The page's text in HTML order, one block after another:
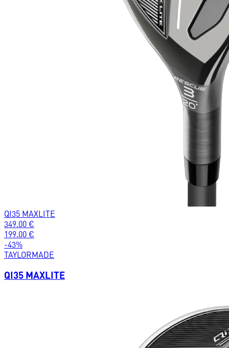
QI35 MAXLITE
349.00 €
199.00 €
-43%
TAYLORMADE
QI35 MAXLITE